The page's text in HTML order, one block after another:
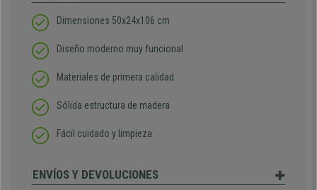
Dimensiones 50x24x106 cm
Diseño moderno muy funcional
Materiales de primera calidad
Sólida estructura de madera
Fácil cuidado y limpieza
ENVÍOS Y DEVOLUCIONES